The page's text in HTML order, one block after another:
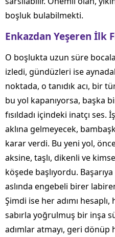
boşluk bulabilmekti.
Enkazdan Yeşeren İlk
O boşlukta uzun süre
izledi, gündüzleri ise
noktada, o tanıdık acı, bir
bu yol kapanıyorsa, başka
fısıldadı içindeki inatçı
aklına gelmeyecek,
karar verdi. Bu yeni yol,
aksine, taşlı, dikenli ve
köşede başlıyordu.
aslında engebeli birer
Şimdi ise her adımı
sabırla yoğrulmuş bir inşa
adımlar atmayı, geri dönüp